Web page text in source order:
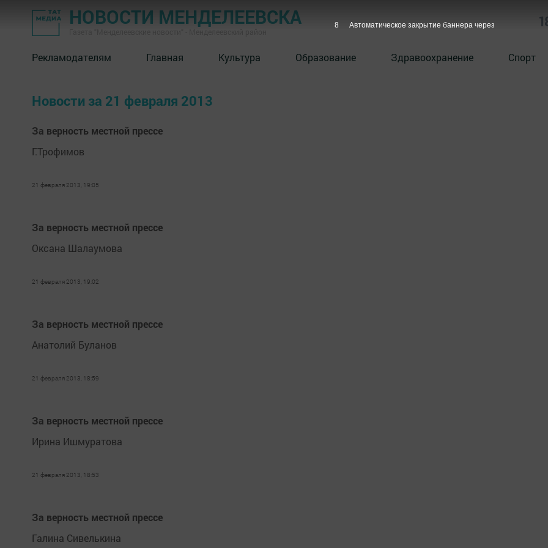
НОВОСТИ МЕНДЕЛЕЕВСКА
Рекламодателям Главная Культура Образование Здравоохранение Спорт
Новости за 21 февраля 2013
За верность местной прессе
Г.Трофимов
21 февраля 2013, 19:05
За верность местной прессе
Оксана Шалаумова
21 февраля 2013, 19:02
За верность местной прессе
Анатолий Буланов
21 февраля 2013, 18:59
За верность местной прессе
Ирина Ишмуратова
21 февраля 2013, 18:53
За верность местной прессе
Галина Сивелькина
7 Автоматическое закрытие баннера через